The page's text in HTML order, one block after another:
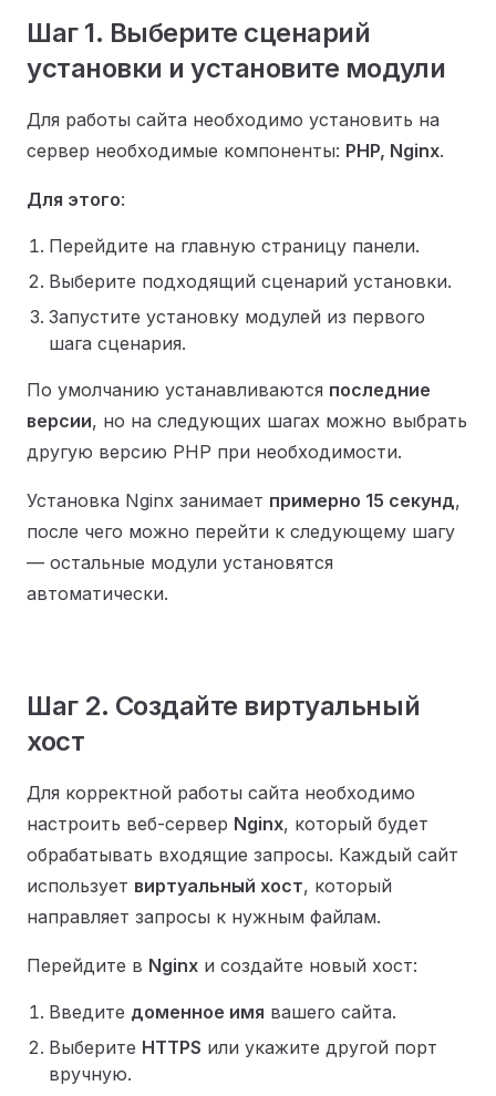
Шаг 1. Выберите сценарий
установки и установите модули
Для работы сайта необходимо установить на
сервер необходимые компоненты: PHP, Nginx.
Для этого:
Перейдите на главную страницу панели.
Выберите подходящий сценарий установки.
Запустите установку модулей из первого
шага сценария.
По умолчанию устанавливаются последние
версии, но на следующих шагах можно выбрать
другую версию PHP при необходимости.
Установка Nginx занимает примерно 15 секунд,
после чего можно перейти к следующему шагу
— остальные модули установятся
автоматически.
Шаг 2. Создайте виртуальный
хост
Для корректной работы сайта необходимо
настроить веб-сервер Nginx, который будет
обрабатывать входящие запросы. Каждый сайт
использует виртуальный хост, который
направляет запросы к нужным файлам.
Перейдите в Nginx и создайте новый хост:
Введите доменное имя вашего сайта.
Выберите HTTPS или укажите другой порт
вручную.